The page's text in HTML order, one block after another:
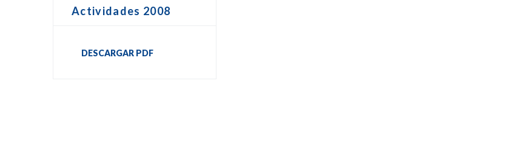
Actividades 2008
DESCARGAR PDF